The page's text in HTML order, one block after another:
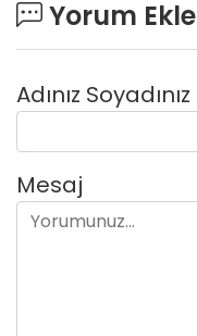
Yorum Ekle
Adınız Soyadınız
Mesaj